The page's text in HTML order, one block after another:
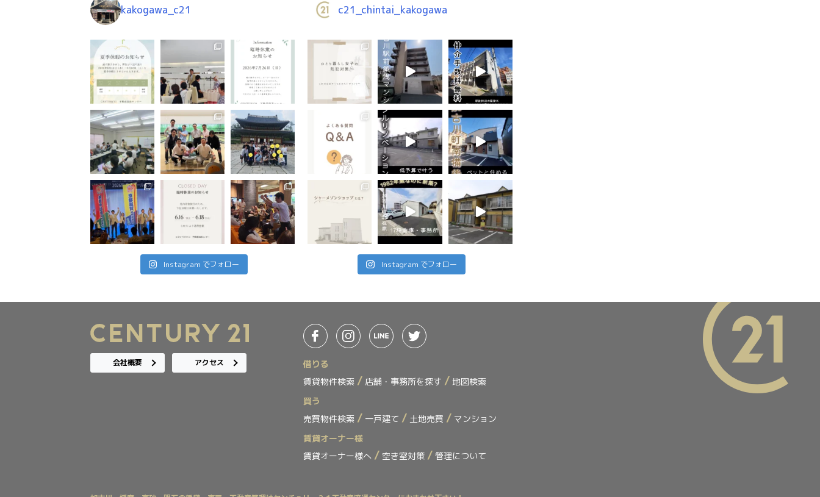
kakogawa_c21
Instagram でフォロー
c21_chintai_kakogawa
Instagram でフォロー
会社概要 アクセス
借りる
賃貸物件検索
店舗・事務所を探す
地図検索
買う
売買物件検索
一戸建て 土地売買
マンション
賃貸オーナー様
賃貸オーナー様へ
空き室対策 管理について